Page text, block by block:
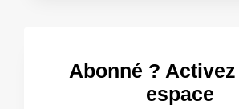
Abonné ?
espace